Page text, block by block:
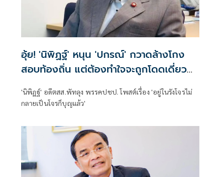
อุ้ย! 'นิพิฏฐ์' หนุน 'ปกรณ์' กวาดล้างโกง
สอบท้องถิ่น แต่ต้องทำใจจะถูกโดดเดี่ยว
'นิพิฏฐ์' อดีตสส.พัทลุง พรรคปชป. โพสต์เรื่อง 'อยู่ในรังโจรไม่
กลายเป็นโจรก็บุญแล้ว'